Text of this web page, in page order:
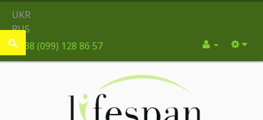
UKR
RUS
+38 (099) 128 86 57